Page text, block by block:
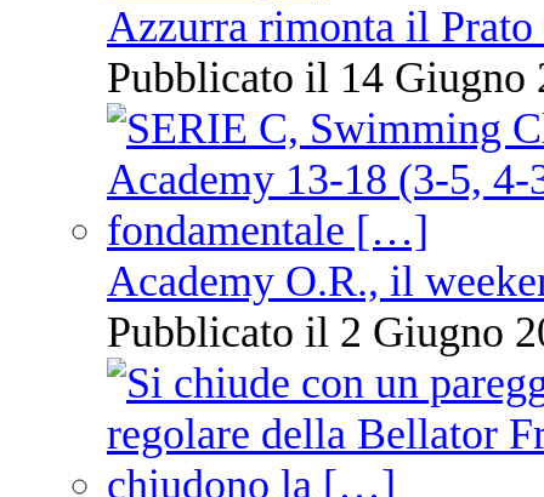
Azzurra rimonta il Prato
Pubblicato il 14 Giugno
Academy O.R., il
Pubblicato il 2 Giugno